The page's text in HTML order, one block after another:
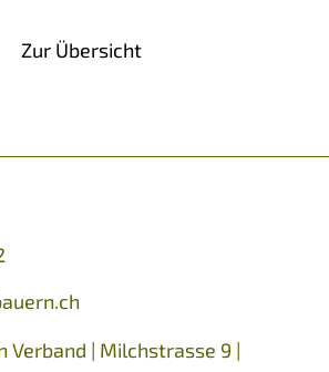
Zur Übersicht
rn ch
Verband | Milchstrasse 9 |